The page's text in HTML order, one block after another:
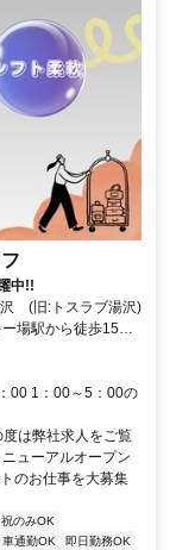
中!!
(旧:トスラブ湯沢)
場駅から徒歩15分
00 1：00～5：00の
は弊社求人をご覧
ューアルオープン
のお仕事を大募集
のみOK
車通勤OK
即日勤務OK